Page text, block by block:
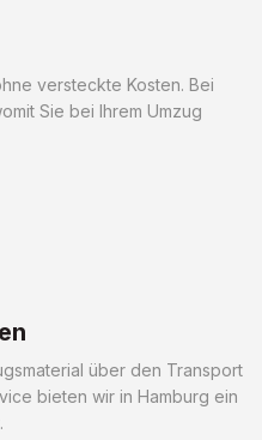
versteckte Kosten. Bei
Sie bei Ihrem Umzug
über den Transport
bieten wir in Hamburg ein